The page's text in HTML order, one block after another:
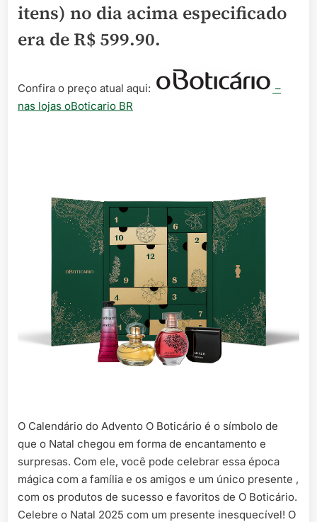
itens) no dia acima especificado
era deR$ 599.90.
Confira o preço atual aqui:
–
nas lojas oBoticario BR
O Calendário do Advento O Boticário é o símbolo de
que o Natal chegou em forma de encantamento e
surpresas. Com ele, você pode celebrar essa época
mágica com a família e os amigos e um único presente ,
com os produtos de sucesso e favoritos de O Boticário.
Celebre o Natal 2025 com um presente inesquecível! O